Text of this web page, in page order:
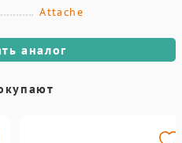
Attache
аналог